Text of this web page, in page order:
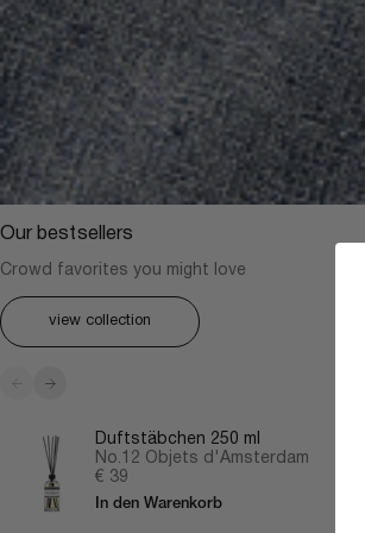
Our bestsellers
Crowd favorites you might love
view collection
Vor
Duftstäbchen 250 ml
No.12 Objets d'Amsterdam
Angebot
€ 39
In den Warenkorb